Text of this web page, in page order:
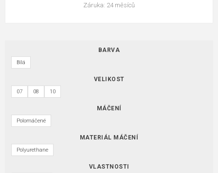
Záruka: 24 měsíců
BARVA
Bílá
VELIKOST
07 08 10
MÁČENÍ
Polomáčené
MATERIÁL MÁČENÍ
Polyurethane
VLASTNOSTI